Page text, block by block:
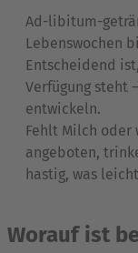
Ad-libitum-
Lebenswochen
Entscheidend
Verfügung steht
entwickeln.
Fehlt Milch oder
angeboten,
hastig, was
Worauf ist